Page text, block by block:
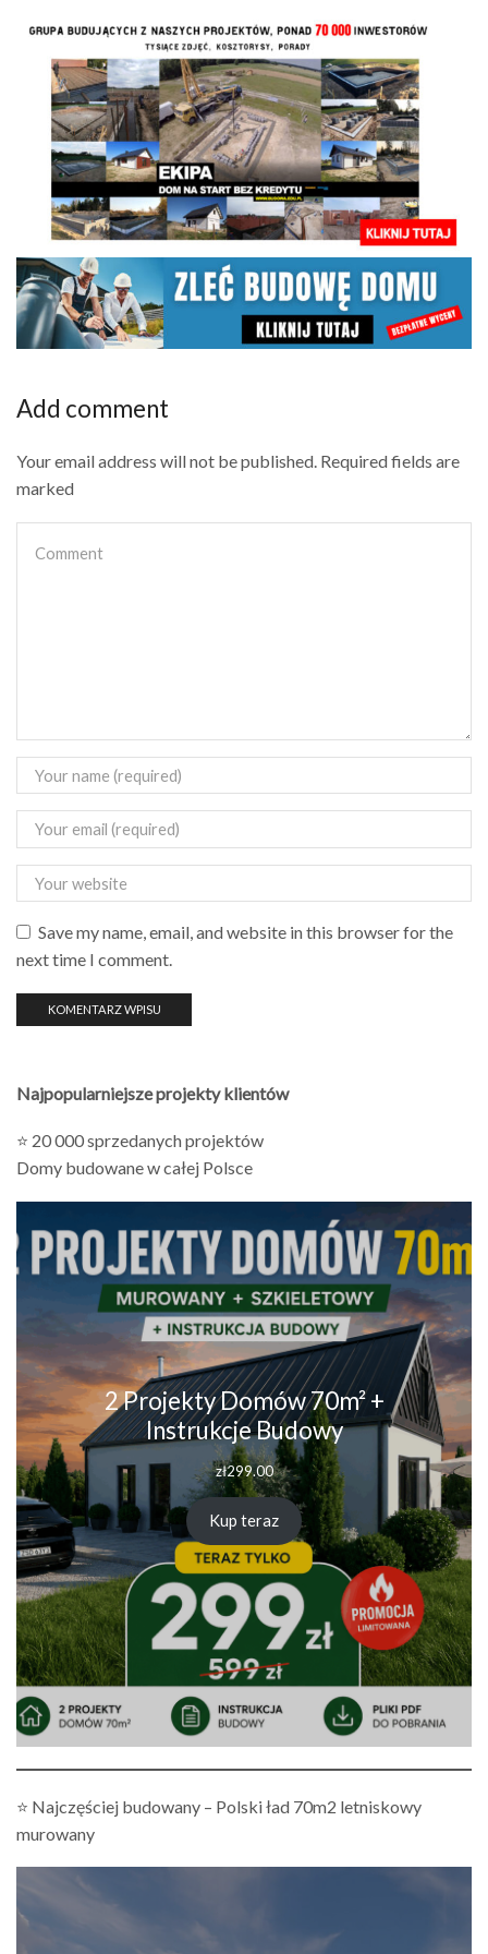
Add comment
Your email address will not be published. Required fields are
marked
Save my name, email, and website in this browser for the
next time I comment.
Najpopularniejsze projekty klientów
⭐ 20 000 sprzedanych projektów
Domy budowane w całej Polsce
2 Projekty Domów 70m² +
Instrukcje Budowy
zł299.00
Kup teraz
⭐ Najczęściej budowany – Polski ład 70m2 letniskowy
murowany